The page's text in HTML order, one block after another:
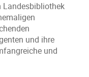
Landesbibliothek
und ihre
und